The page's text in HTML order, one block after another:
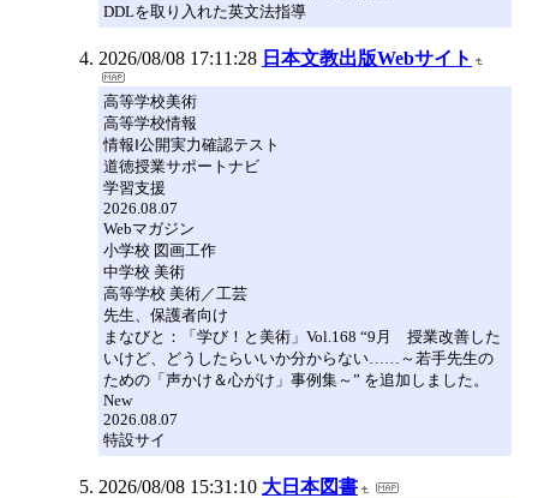
DDLを取り入れた英文法指導
2026/08/08 17:11:28 日本文教出版Webサイト
高等学校美術
高等学校情報
情報Ⅰ公開実力確認テスト
道徳授業サポートナビ
学習支援
2026.08.07
Webマガジン
小学校 図画工作
中学校 美術
高等学校 美術／工芸
先生、保護者向け
まなびと：「学び！と美術」Vol.168 “9月 授業改善した
いけど、どうしたらいいか分からない……～若手先生の
ための「声かけ＆心がけ」事例集～” を追加しました。
New
2026.08.07
特設サイ
2026/08/08 15:31:10 大日本図書